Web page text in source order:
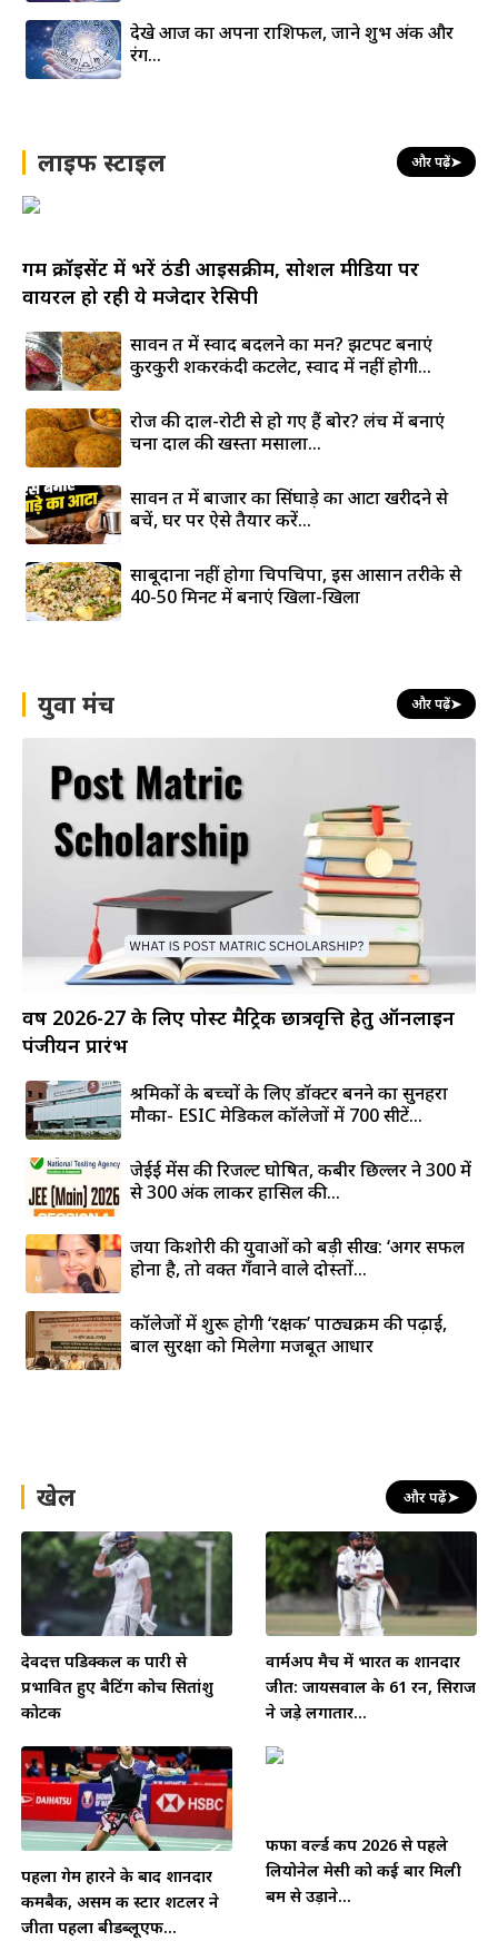
देखे आज का अपना राशिफल, जाने शुभ अंक और
रंग…
लाइफ स्टाइल और पढ़ें➤
गर्म क्रॉइसेंट में भरें ठंडी आइसक्रीम, सोशल मीडिया पर
वायरल हो रही ये मजेदार रेसिपी
सावन व्रत में स्वाद बदलने का मन? झटपट बनाएं
कुरकुरी शकरकंदी कटलेट, स्वाद में नहीं होगी...
रोज की दाल-रोटी से हो गए हैं बोर? लंच में बनाएं
चना दाल की खस्ता मसाला...
सावन व्रत में बाजार का सिंघाड़े का आटा खरीदने से
बचें, घर पर ऐसे तैयार करें...
साबूदाना नहीं होगा चिपचिपा, इस आसान तरीके से
40-50 मिनट में बनाएं खिला-खिला
युवा मंच और पढ़ें➤
वर्ष 2026-27 के लिए पोस्ट मैट्रिक छात्रवृत्ति हेतु ऑनलाइन
पंजीयन प्रारंभ
श्रमिकों के बच्चों के लिए डॉक्टर बनने का सुनहरा
मौका- ESIC मेडिकल कॉलेजों में 700 सीटें...
जेईई मेंस की रिजल्ट घोषित, कबीर छिल्लर ने 300 में
से 300 अंक लाकर हासिल की...
जया किशोरी की युवाओं को बड़ी सीख: ‘अगर सफल
होना है, तो वक्त गँवाने वाले दोस्तों...
कॉलेजों में शुरू होगी ‘रक्षक’ पाठ्यक्रम की पढ़ाई,
बाल सुरक्षा को मिलेगा मजबूत आधार
खेल और पढ़ें➤
देवदत्त पडिक्कल की पारी से
प्रभावित हुए बैटिंग कोच सितांशु
कोटक
वार्मअप मैच में भारत की शानदार
जीत: जायसवाल के 61 रन, सिराज
ने जड़े लगातार...
पहला गेम हारने के बाद शानदार
कमबैक, असम की स्टार शटलर ने
जीता पहला बीडब्लूएफ...
फीफा वर्ल्ड कप 2026 से पहले
लियोनेल मेसी को कई बार मिली
बम से उड़ाने...